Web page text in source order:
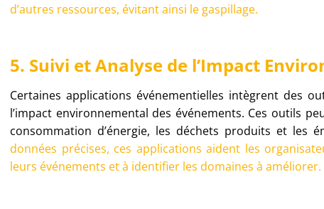
d’autres ressources, évitant ainsi le gaspillage.
5. Suivi et Analyse de l’Impact
Certaines applications événementielles intègrent des
l’impact environnemental des événements. Ces outils
consommation d’énergie, les déchets produits et les
données précises, ces applications aident les
leurs événements et à identifier les domaines à améliorer.